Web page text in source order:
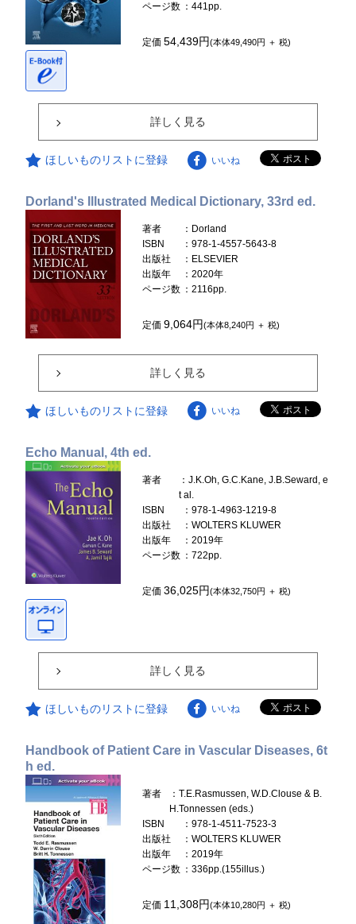
ページ数 ：441pp.
定価54,439円(本体49,490円 ＋ 税)
詳しく見る
ほしいものリストに登録 いいね
Dorland's Illustrated Medical Dictionary, 33rd ed.
著者
：Dorland
ISBN
：978-1-4557-5643-8
出版社
：ELSEVIER
出版年
：2020年
ページ数 ：2116pp.
定価9,064円(本体8,240円 ＋ 税)
詳しく見る
ほしいものリストに登録 いいね
Echo Manual, 4th ed.
著者
：J.K.Oh, G.C.Kane, J.B.Seward, e
t al.
ISBN
：978-1-4963-1219-8
出版社
：WOLTERS KLUWER
出版年
：2019年
ページ数 ：722pp.
定価36,025円(本体32,750円 ＋ 税)
詳しく見る
ほしいものリストに登録 いいね
Handbook of Patient Care in Vascular Diseases, 6t
h ed.
著者
：T.E.Rasmussen, W.D.Clouse & B.
H.Tonnessen (eds.)
ISBN
：978-1-4511-7523-3
出版社
：WOLTERS KLUWER
出版年
：2019年
ページ数 ：336pp.(155illus.)
定価 11,308円(本体10,280円 ＋ 税)